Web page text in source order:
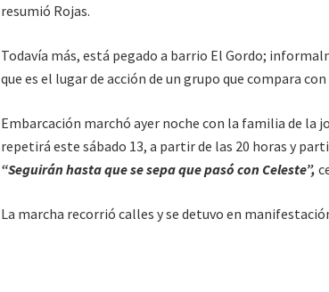
resumió Rojas.
Todavía más, está pegado a barrio El Gordo;
que es el lugar de acción de un grupo que compara
Embarcación marchó ayer noche con la familia de la
repetirá este sábado 13, a partir de las 20 horas y
“Seguirán hasta que se sepa que pasó con Celeste”,
La marcha recorrió calles y se detuvo en